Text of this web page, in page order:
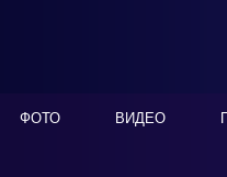
ФОТО ВИДЕО